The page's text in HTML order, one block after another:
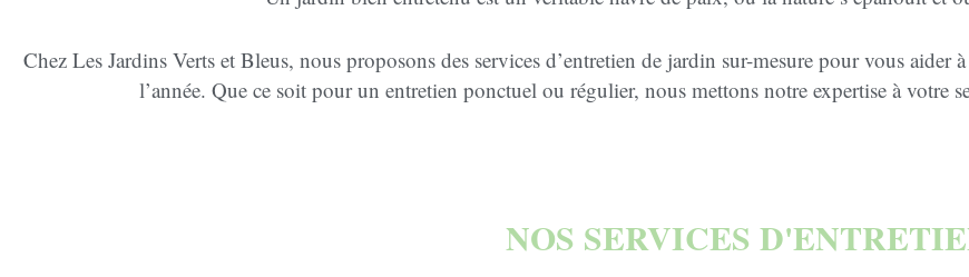
Chez Les Jardins Verts et Bleus, nous proposons des services d’entretien de jardin sur-mesure pour vous aider
l’année. Que ce soit pour un entretien ponctuel ou régulier, nous mettons notre expertise à
NOS SERVICES